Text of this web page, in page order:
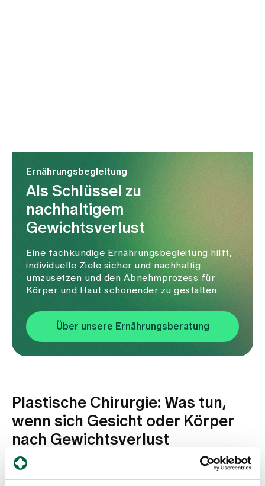
Ernährungsbegleitung
Als Schlüssel zu
nachhaltigem
Gewichtsverlust
Eine fachkundige Ernährungsbegleitung hilft,
individuelle Ziele sicher und nachhaltig
umzusetzen und den Abnehmprozess für
Körper und Haut schonender zu gestalten.
Über unsere Ernährungsberatung
Plastische Chirurgie: Was tun,
wenn sich Gesicht oder Körper
nach Gewichtsverlust
verändern?
Bei ausgeprägtem Gewichtsverlust kann das Gesicht